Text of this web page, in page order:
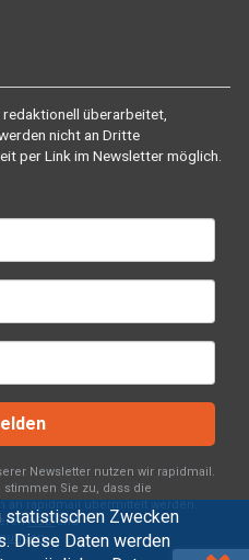
Zwecken
Diese Daten werden
überarbeitet,
nicht an Dritte
per Link im Newsletter möglich.
Newsletter nutzen wir rapidmail.
stimmen Sie zu, dass die
an rapidmail übermittelt werden.
AGBund
.